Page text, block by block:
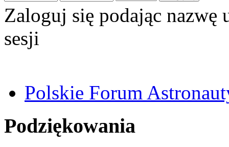
Zaloguj się podając nazwę
sesji
Polskie Forum
Podziękowania